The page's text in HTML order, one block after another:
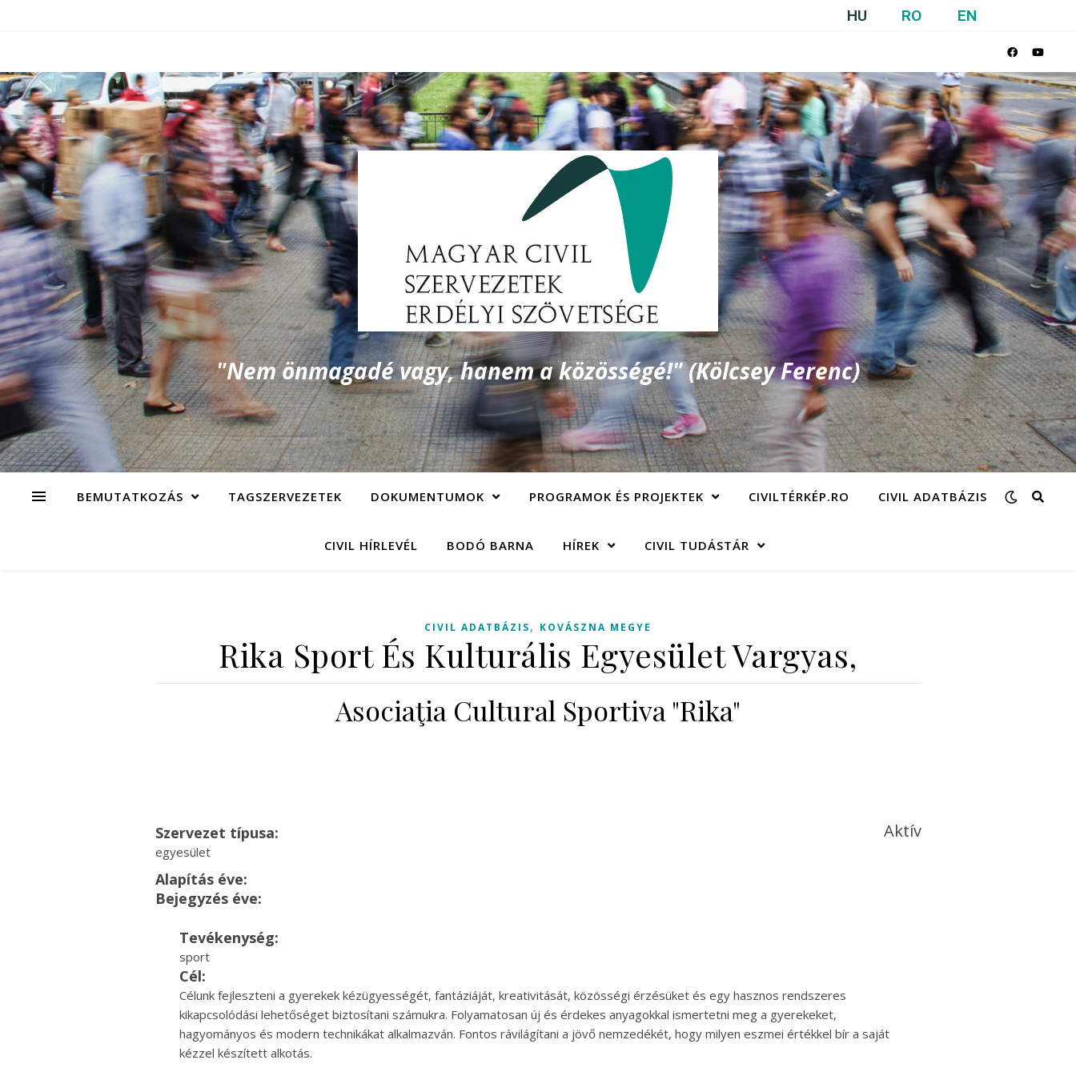
HU RO EN
"Nem önmagadé vagy, hanem a közösségé!" (Kölcsey Ferenc)
BEMUTATKOZÁS TAGSZERVEZETEK DOKUMENTUMOK PROGRAMOK ÉS PROJEKTEK CIVILTÉRKÉP.RO CIVIL ADATBÁZIS
CIVIL HÍRLEVÉL BODÓ BARNA HÍREK CIVIL TUDÁSTÁR
CIVIL ADATBÁZIS, KOVÁSZNA MEGYE
Rika Sport És Kulturális Egyesület Vargyas,
Asociaţia Cultural Sportiva "Rika"
Szervezet típusa:
egyesület
Aktív
Alapítás éve:
Bejegyzés éve:
Tevékenység:
sport
Cél:
Célunk fejleszteni a gyerekek kézügyességét, fantáziáját, kreativitását, közösségi érzésüket és egy hasznos rendszeres
kikapcsolódási lehetőséget biztosítani számukra. Folyamatosan új és érdekes anyagokkal ismertetni meg a gyerekeket,
hagyományos és modern technikákat alkalmazván. Fontos rávilágítani a jövő nemzedékét, hogy milyen eszmei értékkel bír a saját
kézzel készített alkotás.